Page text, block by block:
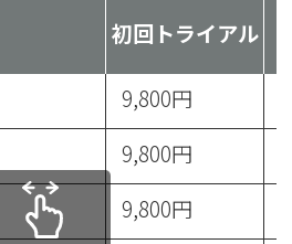
初回トライアル
9,800円
9,800円
9,800円